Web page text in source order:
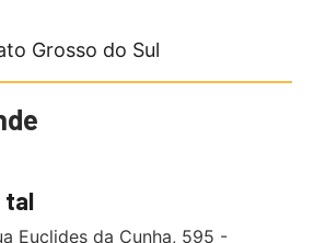
Grosso do Sul
tal
Euclides da Cunha, 595 -